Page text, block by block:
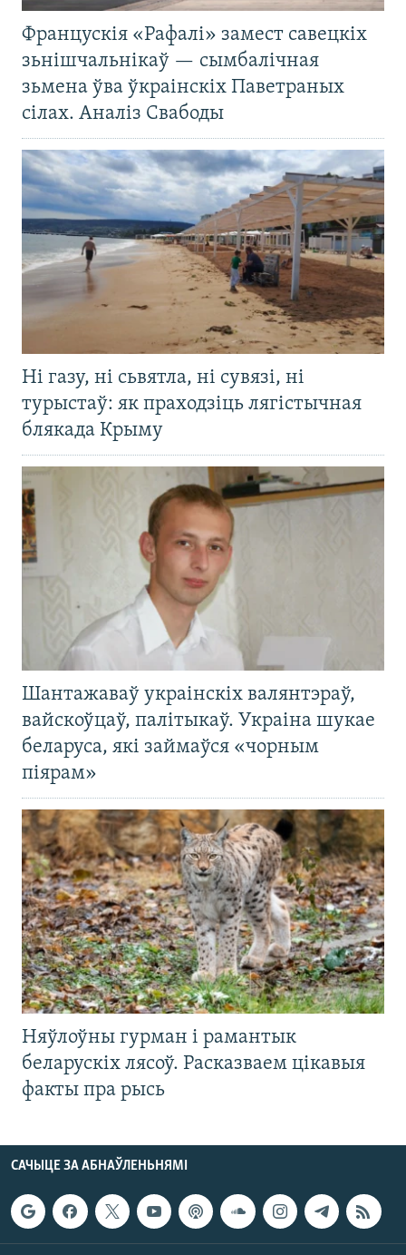
Францускія «Рафалі» замест савецкіх
зьнішчальнікаў — сымбалічная
зьмена ўва ўкраінскіх Паветраных
сілах. Аналіз Свабоды
Ні газу, ні сьвятла, ні сувязі, ні
турыстаў: як праходзіць лягістычная
блякада Крыму
Шантажаваў украінскіх валянтэраў,
вайскоўцаў, палітыкаў. Украіна шукае
беларуса, які займаўся «чорным
піярам»
Няўлоўны гурман і рамантык
беларускіх лясоў. Расказваем цікавыя
факты пра рысь
САЧЫЦЕ ЗА АБНАЎЛЕНЬНЯМІ